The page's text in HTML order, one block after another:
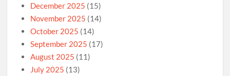
December 2025 (15)
November 2025 (14)
October 2025 (14)
September 2025 (17)
August 2025 (11)
July 2025 (13)